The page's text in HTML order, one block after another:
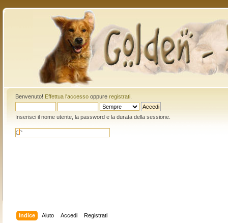
Benvenuto! Effettua l'accessooppure registrati.
Inserisci il nome utente, la password e la durata della sessione.
Indice Aiuto Accedi Registrati